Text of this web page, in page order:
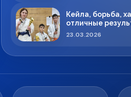
Кейла, борьба,
отличные
спортсменов!
23.03.2026